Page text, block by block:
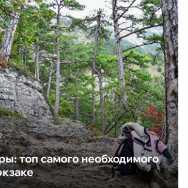
топ самого необходимого